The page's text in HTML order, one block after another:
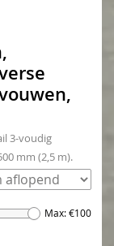
3-voudig
mm (2,5 m).
Max: €100